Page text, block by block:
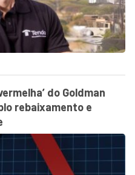
do Goldman
rebaixamento e